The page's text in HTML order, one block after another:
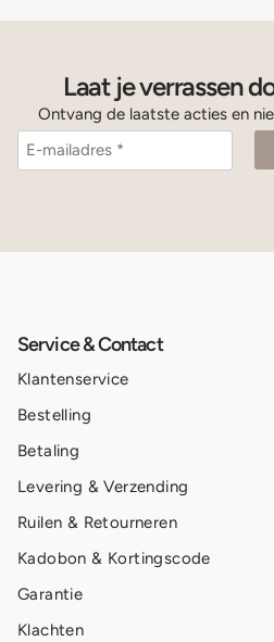
Laat je verrassen
Ontvang de laatste acties en
Service & Contact
Klantenservice
Bestelling
Betaling
Levering & Verzending
Ruilen & Retourneren
Kadobon & Kortingscode
Garantie
Klachten